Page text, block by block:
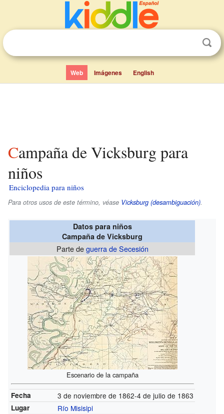
Web Imágenes English
Campaña de Vicksburg para
niños
Enciclopedia para niños
Para otros usos de este término, véase Vicksburg (desambiguación).
Datos para niños
Campaña de Vicksburg
Parte deguerra de Secesión
Escenario de la campaña
Fecha 3 de noviembre de 1862-4 de julio de 1863
Lugar Río Misisipi